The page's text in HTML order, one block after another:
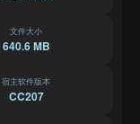
文件大小
640.6 MB
宿主软件版本
CC207